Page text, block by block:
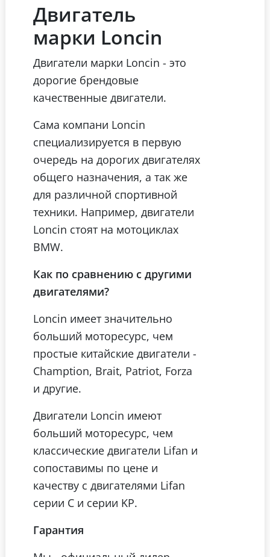
Двигатель
марки Loncin
Двигатели марки Loncin - это
дорогие брендовые
качественные двигатели.
Сама компани Loncin
специализируется в первую
очередь на дорогих двигателях
общего назначения, а так же
для различной спортивной
техники. Например, двигатели
Loncin стоят на мотоциклах
BMW.
Как по сравнению с другими
двигателями?
Loncin имеет значительно
больший моторесурс, чем
простые китайские двигатели -
Chamption, Brait, Patriot, Forza
и другие.
Двигатели Loncin имеют
больший моторесурс, чем
классические двигатели Lifan и
сопоставимы по цене и
качеству с двигателями Lifan
серии C и серии KP.
Гарантия